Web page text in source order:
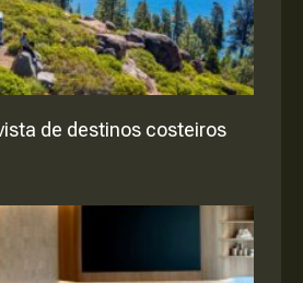
de destinos costeiros